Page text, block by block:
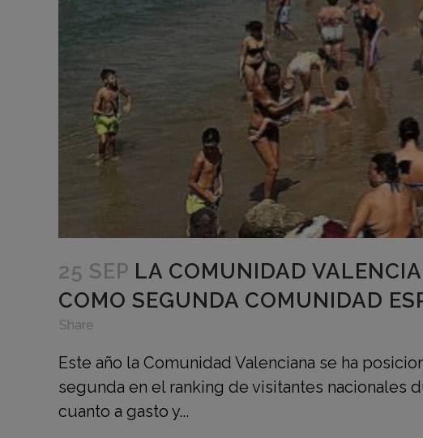
25 SEP LA COMUNIDAD
COMO SEGUNDA COMUNIDAD
Share
Este año la Comunidad Valenciana se ha
segunda en el ranking de visitantes nacionales
cuanto a gasto y...